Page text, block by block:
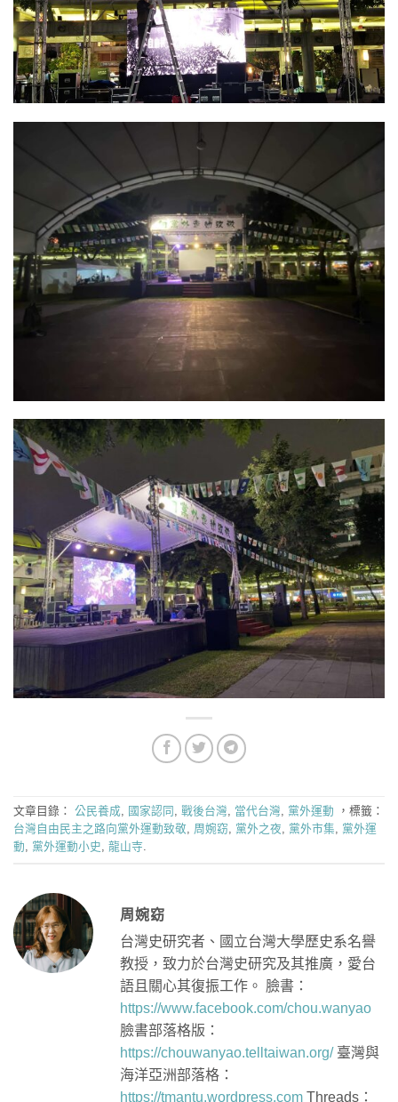
文章目錄： 公民養成, 國家認同 , 戰後台灣, 當代台灣, 黨外運動 ，標籤：
台灣自由民主之路向黨外運動致敬, 周婉窈, 黨外之夜, 黨外市集, 黨外運
動, 黨外運動小史, 龍山寺.
周婉窈
台灣史研究者、國立台灣大學歷史系名譽
教授，致力於台灣史研究及其推廣，愛台
語且關心其復振工作。 臉書：
https://www.facebook.com/chou.wanyao
臉書部落格版：
https://chouwanyao.telltaiwan.org/臺灣與
海洋亞洲部落格：
https://tmantu.wordpress.com Threads：